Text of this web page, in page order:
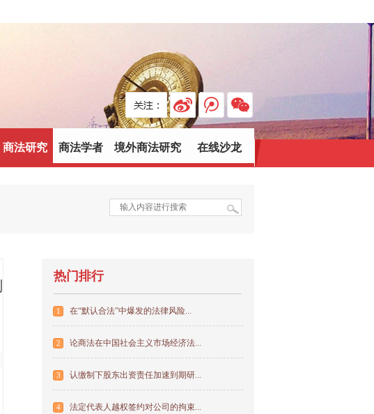
商法研究 商法学者 境外商法研究 在线沙龙
热门排行
1 在“默认合法”中爆发的法律风险...
2 论商法在中国社会主义市场经济法...
3 认缴制下股东出资责任加速到期研...
4 法定代表人越权签约对公司的拘束...